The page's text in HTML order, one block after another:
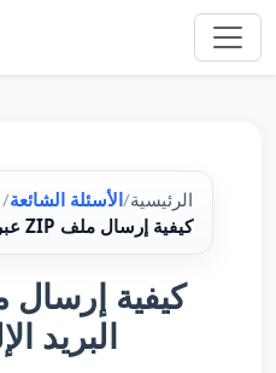
الرئيسية/الأسئلة الشائعة/
كيفية إرسال ملف ZIP عبر البريد الإلكتروني
البريد